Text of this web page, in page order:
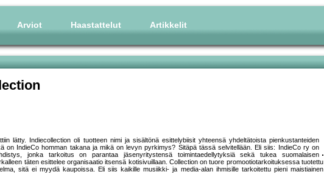
Arviot Haastattelut Artikkelit
lätty. Indiecollection oli tuotteen nimi ja sisältönä esittelybiisit yhteensä yhdeltätoista pienkustanteiden
on IndieCo homman takana ja mikä on levyn pyrkimys? Sitäpä tässä selvitellään. Eli siis: IndieCo ry on
jonka tarkoitus on parantaa jäsenyritystensä toimintaedellytyksiä sekä tukea suomalaisen
täten esittelee organisaatio itsensä kotisivuillaan. Collection on tuore promootiotarkoituksessa tuotettu
sitä ei myydä kaupoissa. Eli siis kaikille musiikki- ja media-alan ihmisille tarkoitettu pieni maistiainen